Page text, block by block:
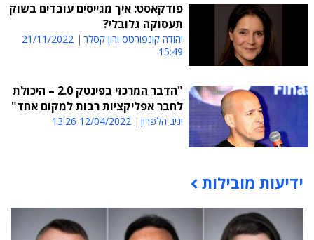
פודקאסט: איך מגייסים עובדים בשוק
תעסוקה גלובלי?
יהודה קונפורטס ורון קסלר
21/11/2022
15:49
"הדבר המרכזי בפינטק 2.0 – היכולת
לחבר אפליקציות רבות למקום אחד"
יניב הלפרין 12/04/2022 13:26
תוכן פרסומי
ידיעות מובילות